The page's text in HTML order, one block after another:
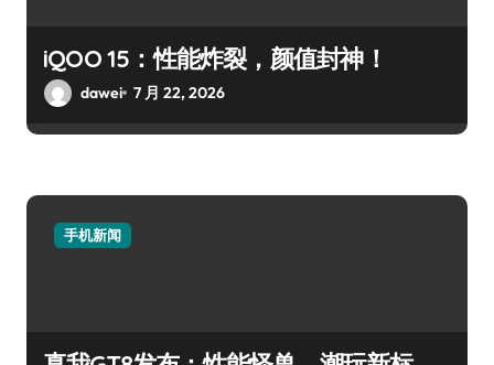
iQOO 15：性能炸裂，颜值封神！
dawei 7 月 22, 2026
手机新闻